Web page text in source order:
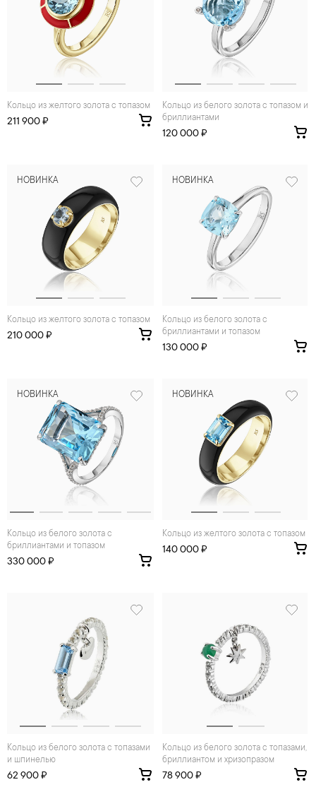
Кольцо из желтого золота с топазом
211 900 ₽
Кольцо из белого золота с топазом и
бриллиантами
120 000 ₽
НОВИНКА
Кольцо из желтого золота с топазом
210 000 ₽
НОВИНКА
Кольцо из белого золота с
бриллиантами и топазом
130 000 ₽
НОВИНКА
Кольцо из белого золота с
бриллиантами и топазом
330 000 ₽
НОВИНКА
Кольцо из желтого золота с топазом
140 000 ₽
Кольцо из белого золота с топазами
и шпинелью
62 900 ₽
Кольцо из белого золота с топазами,
бриллиантом и хризопразом
78 900 ₽